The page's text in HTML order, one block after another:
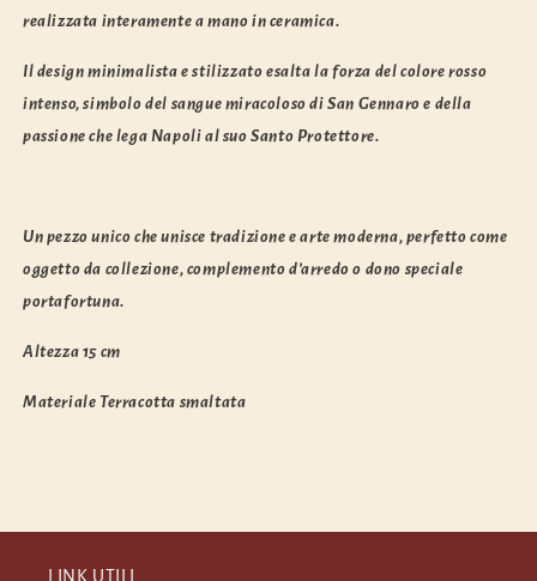
realizzata interamente a mano in ceramica.
Il design minimalista e stilizzato esalta la forza del colore rosso
intenso, simbolo del sangue miracoloso di San Gennaro e della
passione che lega Napoli al suo Santo Protettore.
Un pezzo unico che unisce tradizione e arte moderna, perfetto come
oggetto da collezione, complemento d’arredo o dono speciale
portafortuna.
Altezza 15 cm
Materiale Terracotta smaltata
LINK UTILI